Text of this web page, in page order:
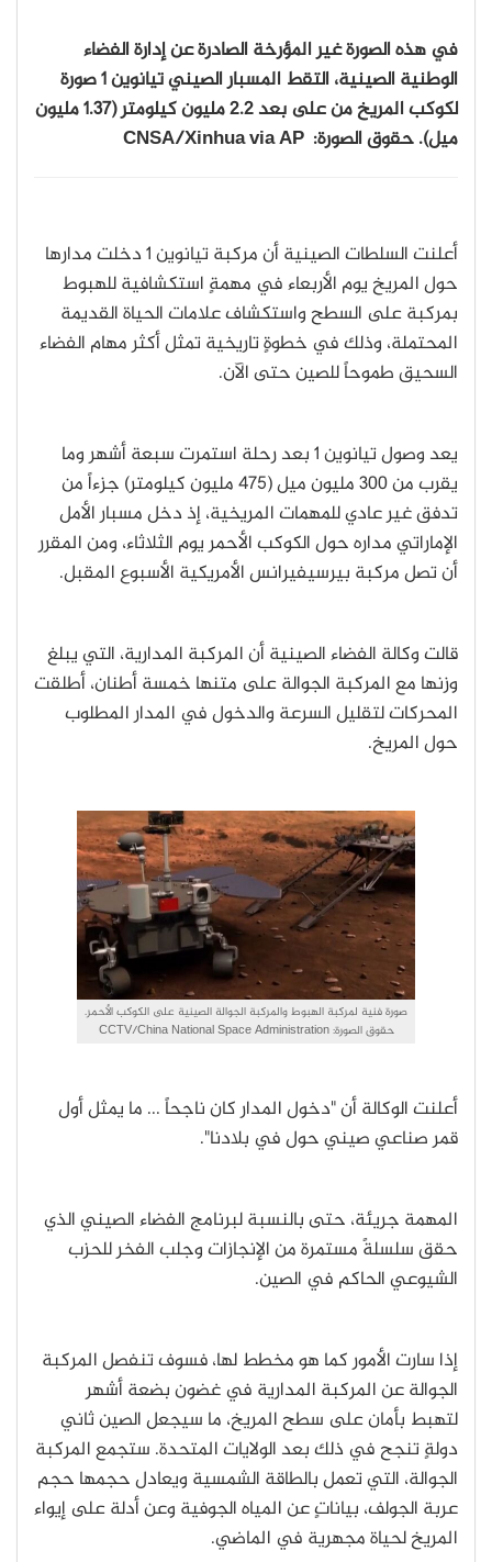
في هذه الصورة غير المؤرخة الصادرة عن إدارة الفضاء
الوطنية الصينية، التقط المسبار الصيني تيانوين 1 صورة
لكوكب المريخ من على بعد 2.2 مليون كيلومتر (1.37 مليون
ميل). حقوق الصورة: CNSA/Xinhua via AP
أعلنت السلطات الصينية أن مركبة تيانوين 1 دخلت مدارها
حول المريخ يوم الأربعاء في مهمةٍ استكشافية للهبوط
بمركبة على السطح واستكشاف علامات الحياة القديمة
المحتملة، وذلك في خطوةٍ تاريخية تمثل أكثر مهام الفضاء
السحيق طموحاً للصين حتى الآن.
يعد وصول تيانوين 1 بعد رحلة استمرت سبعة أشهر وما
يقرب من 300 مليون ميل (475 مليون كيلومتر) جزءاً من
تدفق غير عادي للمهمات المريخية، إذ دخل مسبار الأمل
الإماراتي مداره حول الكوكب الأحمر يوم الثلاثاء، ومن المقرر
أن تصل مركبة بيرسيفيرانس الأمريكية الأسبوع المقبل.
قالت وكالة الفضاء الصينية أن المركبة المدارية، التي يبلغ
وزنها مع المركبة الجوالة على متنها خمسة أطنان، أطلقت
المحركات لتقليل السرعة والدخول في المدار المطلوب
حول المريخ.
صورة فنية لمركبة الهبوط والمركبة الجوالة الصينية على الكوكب الأحمر.
حقوق الصورة: CCTV/China National Space Administration
أعلنت الوكالة أن "دخول المدار كان ناجحاً ... ما يمثل أول
قمر صناعي صيني حول في بلادنا".
المهمة جريئة، حتى بالنسبة لبرنامج الفضاء الصيني الذي
حقق سلسلةً مستمرة من الإنجازات وجلب الفخر للحزب
الشيوعي الحاكم في الصين.
إذا سارت الأمور كما هو مخطط لها، فسوف تنفصل المركبة
الجوالة عن المركبة المدارية في غضون بضعة أشهر
لتهبط بأمان على سطح المريخ، ما سيجعل الصين ثاني
دولةٍ تنجح في ذلك بعد الولايات المتحدة. ستجمع المركبة
الجوالة، التي تعمل بالطاقة الشمسية ويعادل حجمها حجم
عربة الجولف، بياناتٍ عن المياه الجوفية وعن أدلة على إيواء
المريخ لحياة مجهرية في الماضي.